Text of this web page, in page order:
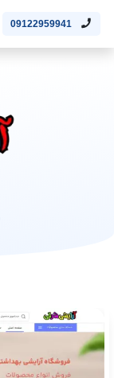
09122959941